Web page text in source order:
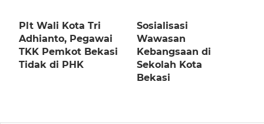
Plt Wali Kota Tri
Adhianto, Pegawai
TKK Pemkot Bekasi
Tidak di PHK
Sosialisasi
Wawasan
Kebangsaan di
Sekolah Kota
Bekasi